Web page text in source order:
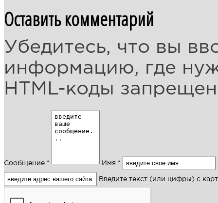
Оставить комментарий
Убедитесь, что вы
информацию, где
HTML-коды
Сообщение * Имя *
Введите текст (или цифры) с